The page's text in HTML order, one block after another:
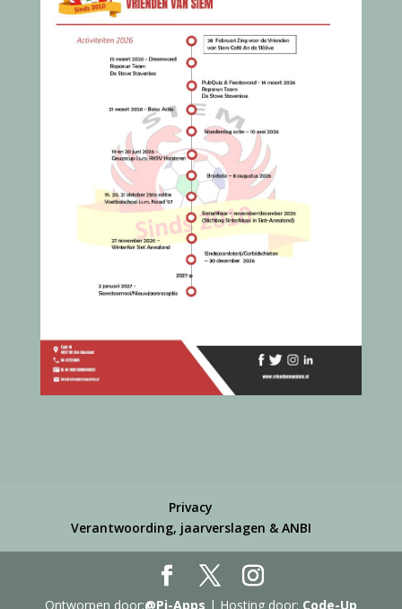
Privacy
Verantwoording, jaarverslagen & ANBI
Ontworpen door:@Pi-Apps | Hosting door: Code-Up